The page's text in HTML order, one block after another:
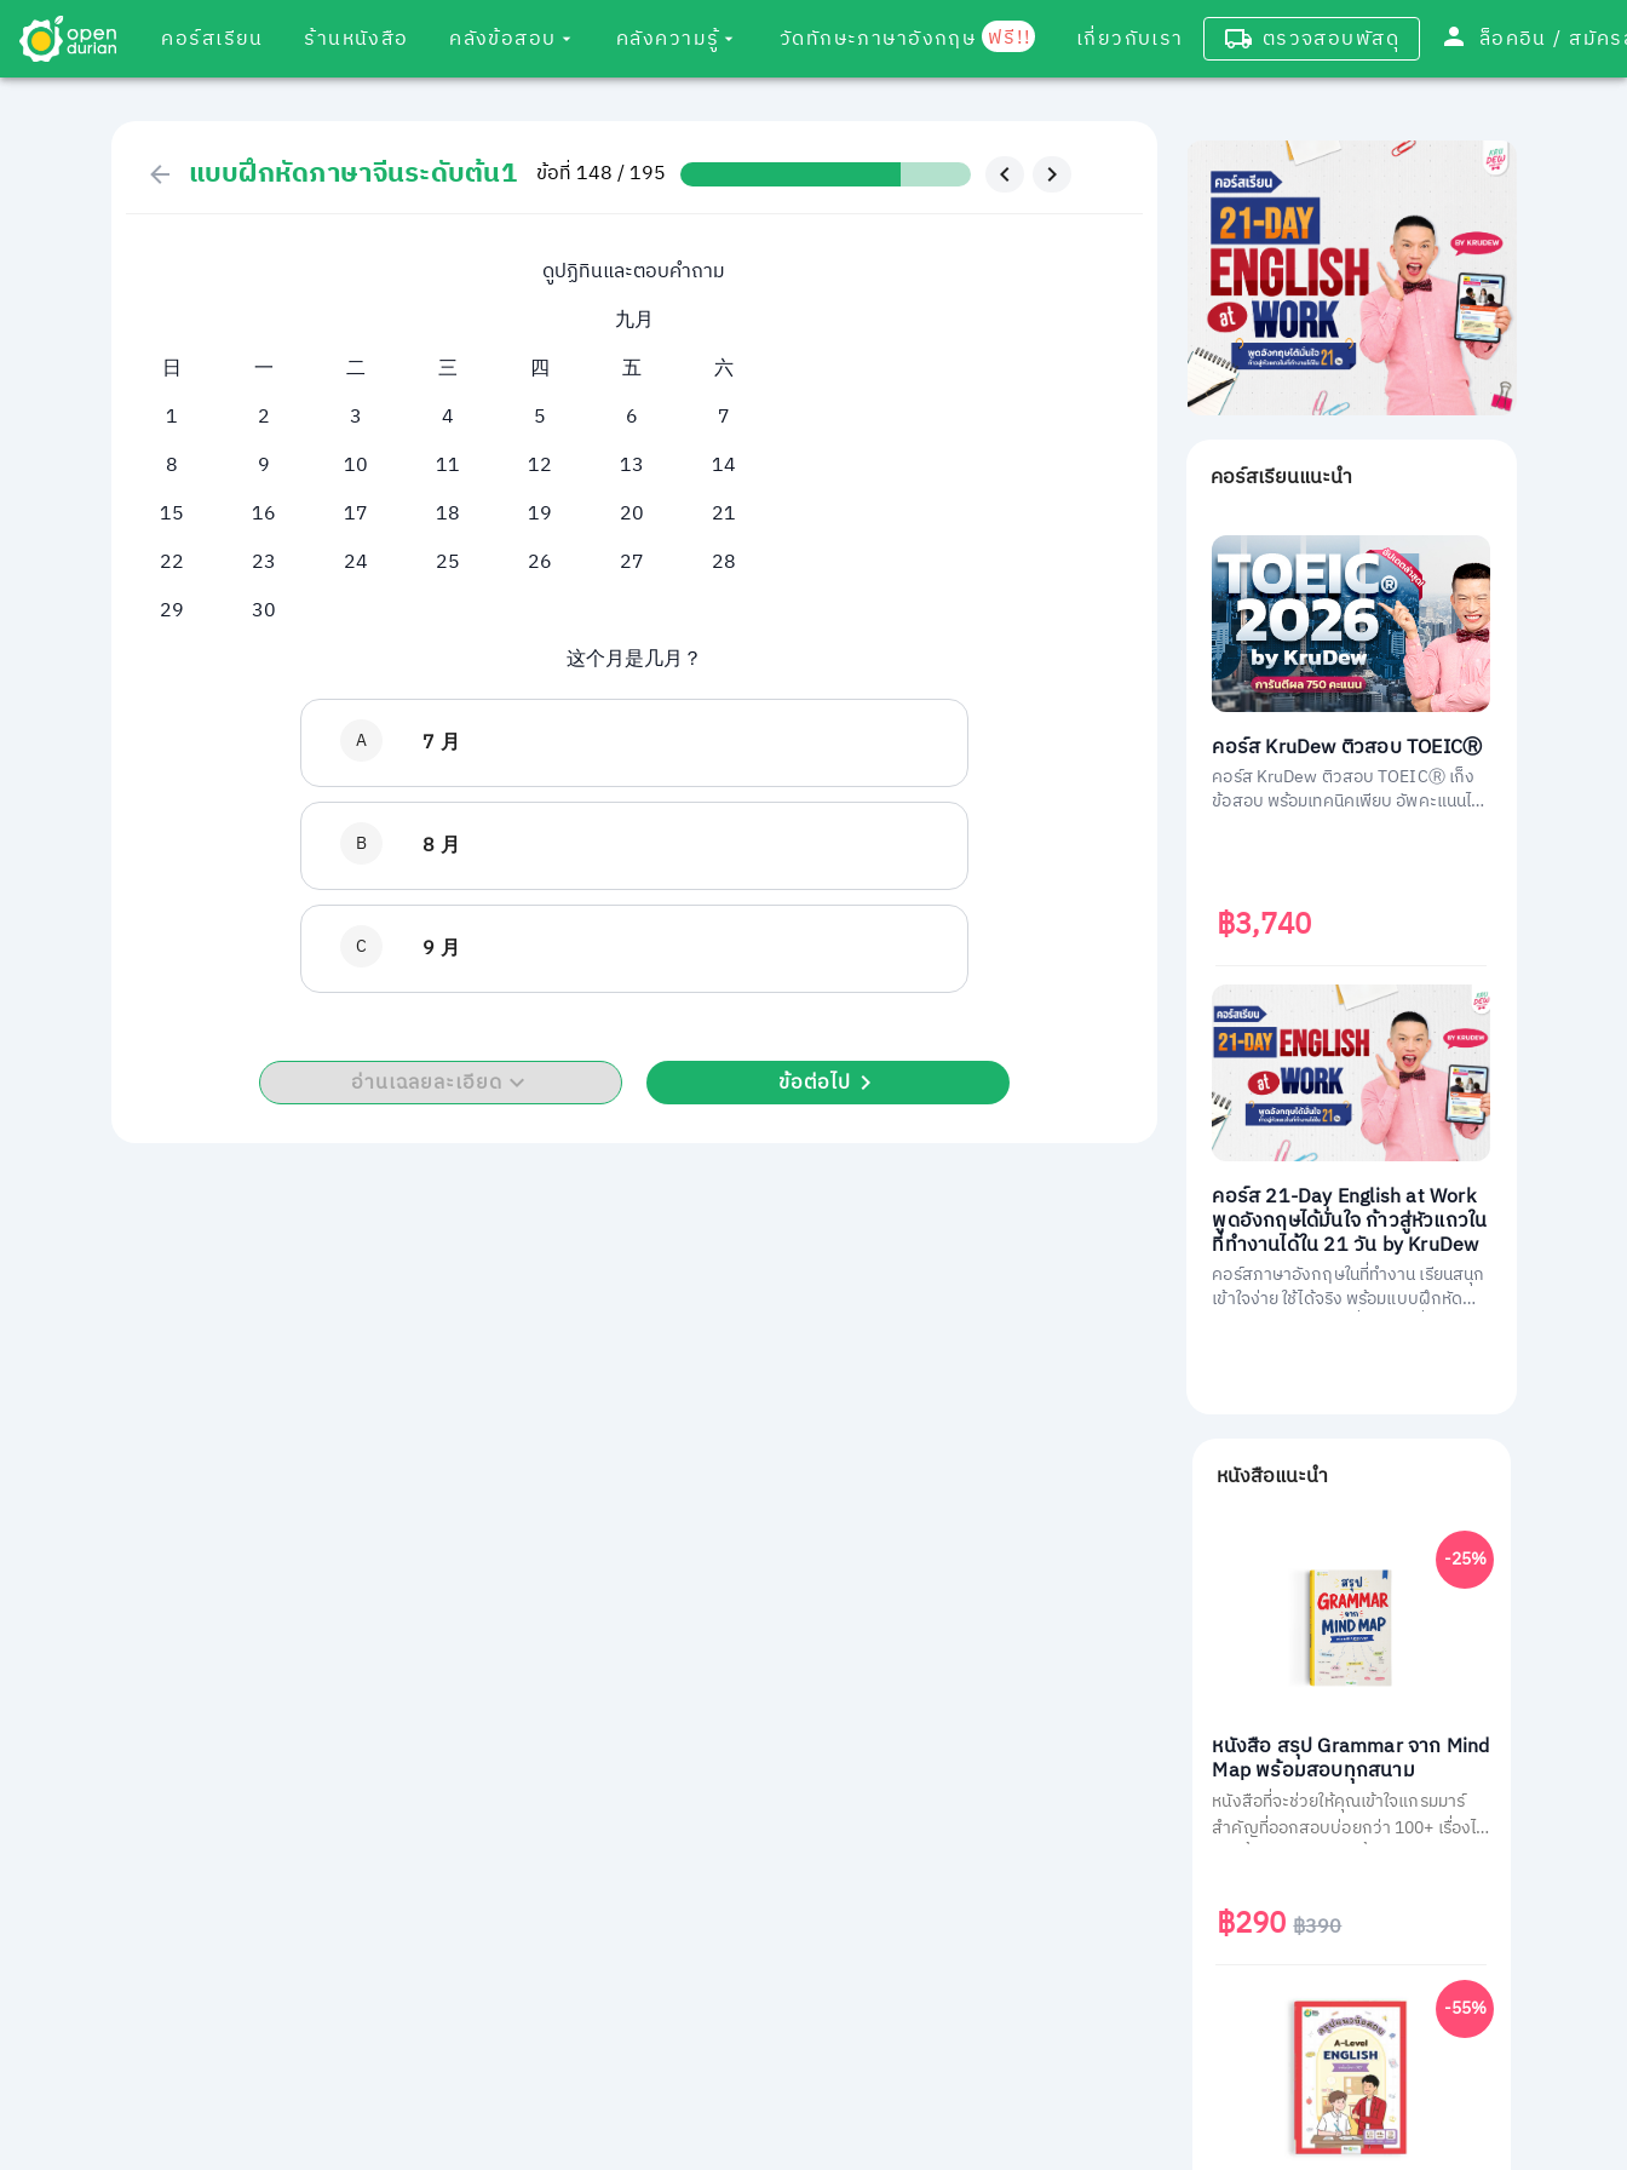
คอร์สเรียน ร้านหนังสือ คลังข้อสอบ คลังความรู้ วัดทักษะภาษาอังกฤษ ฟรี!! เกี่ยวกับเรา ตรวจสอบพัสดุ ล็อคอิน /
แบบฝึกหัดภาษาจีนระดับต้น1 ข้อที่ 148 / 195
ดูปฏิทินและตอบคำถาม
九月
日
一 二 三 四 五
六
1
2 3 4 5 6
7
8
9 10 11 12 13
14
15
16 17 18 19 20
21
22
23 24 25 26 27
28
29
30
这个月是几月？
A 7 月
B 8 月
C 9 月
อ่านเฉลยละเอียด ข้อต่อไป
คอร์สเรียนแนะนำ
คอร์ส KruDew ติวสอบ TOEICⓇ
คอร์ส KruDew ติวสอบ TOEICⓇ เก็ง
ข้อสอบ พร้อมเทคนิคเพียบ อัพคะแนนได้
฿3,740
คอร์ส 21-Day English at Work
พูดอังกฤษได้มั่นใจ ก้าวสู่หัวแถวใน
ที่ทำงานได้ใน 21 วัน by KruDew
คอร์สภาษาอังกฤษในที่ทำงาน เรียนสนุก
เข้าใจง่าย ใช้ได้จริง พร้อมแบบฝึกหัดนำ
หนังสือแนะนำ
หนังสือ สรุป Grammar จาก Mind
Map พร้อมสอบทุกสนาม
หนังสือที่จะช่วยให้คุณเข้าใจแกรมมาร์
สำคัญที่ออกสอบบ่อยกว่า 100+ เรื่องได้
ที่มาพร้อมกับการคัดกรองเนื้อหาแยก
ตามสนามสอบ และแบบฝึกหัดทบทวน
-25%
฿290฿390
-55%